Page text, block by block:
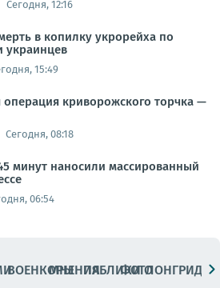
Сегодня, 12:16
в копилку укрорейха по
украинцев
15:49
операция криворожского торчка —
Сегодня, 08:18
минут наносили массированный
06:54
ВОЕНКОРЫМНЕНИЯПАБЛИКИ
ФОТОЛОНГРИДЫ